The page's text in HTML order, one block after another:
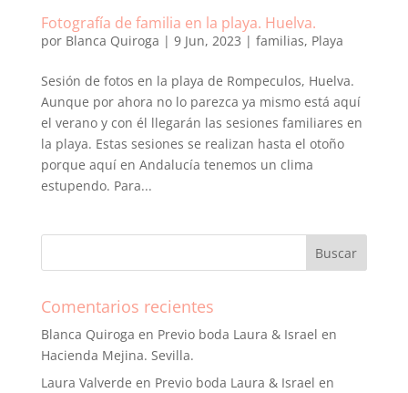
Fotografía de familia en la playa. Huelva.
por Blanca Quiroga | 9 Jun, 2023 | familias, Playa
Sesión de fotos en la playa de Rompeculos, Huelva.
Aunque por ahora no lo parezca ya mismo está aquí
el verano y con él llegarán las sesiones familiares en
la playa. Estas sesiones se realizan hasta el otoño
porque aquí en Andalucía tenemos un clima
estupendo. Para...
Comentarios recientes
Blanca Quiroga en Previo boda Laura & Israel en
Hacienda Mejina. Sevilla.
Laura Valverde en Previo boda Laura & Israel en